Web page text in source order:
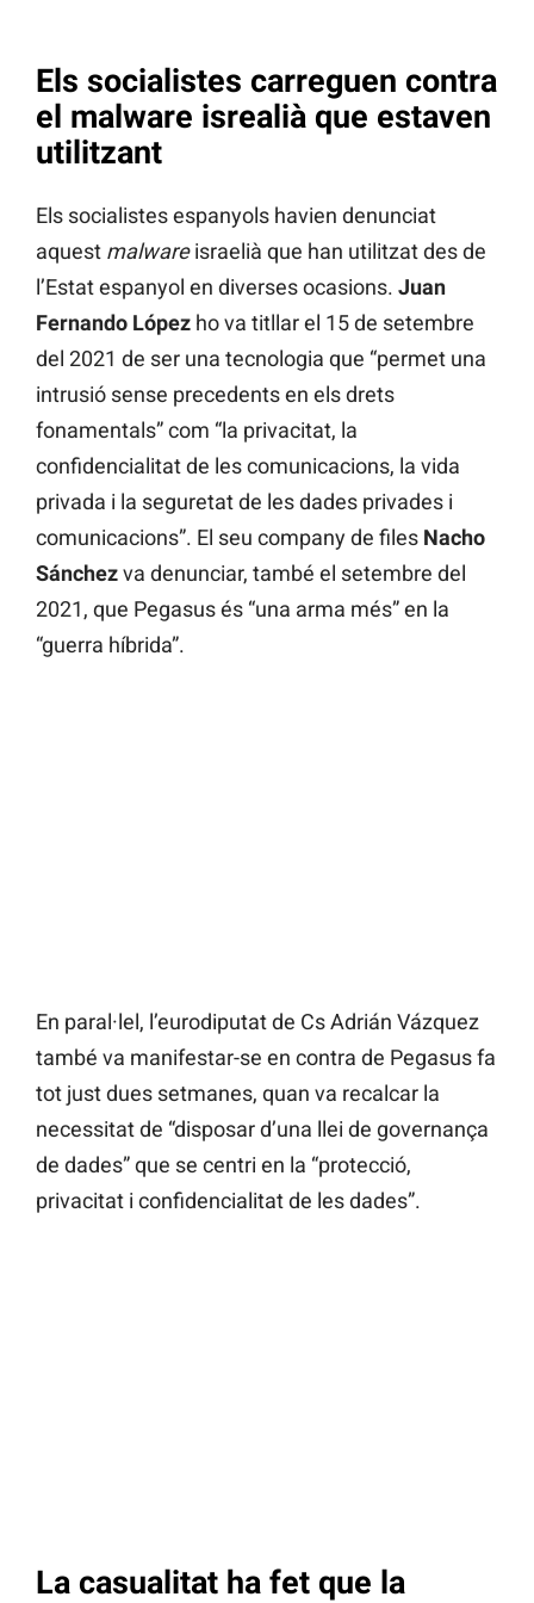
Els socialistes carreguen contra
el malware isrealià que estaven
utilitzant
Els socialistes espanyols havien denunciat
aquest malwareisraelià que han utilitzat des de
l’Estat espanyol en diverses ocasions. Juan
Fernando López ho va titllar el 15 de setembre
del 2021 de ser una tecnologia que “permet una
intrusió sense precedents en els drets
fonamentals” com “la privacitat, la
confidencialitat de les comunicacions, la vida
privada i la seguretat de les dades privades i
comunicacions”. El seu company de files Nacho
Sánchezva denunciar, també el setembre del
2021, que Pegasus és “una arma més” en la
“guerra híbrida”.
En paral·lel, l’eurodiputat de Cs Adrián Vázquez
també va manifestar-se en contra de Pegasus fa
tot just dues setmanes, quan va recalcar la
necessitat de “disposar d’una llei de governança
de dades” que se centri en la “protecció,
privacitat i confidencialitat de les dades”.
La casualitat ha fet que la